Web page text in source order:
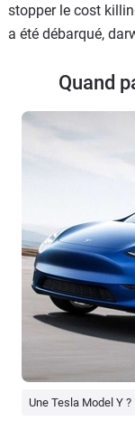
stopper le cost
a été débarqué,
Quand
Une Tesla Model Y